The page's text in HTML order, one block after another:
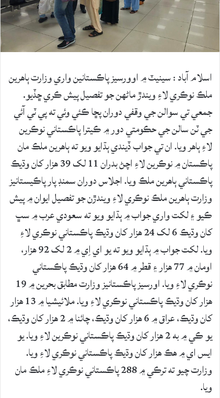
اسلام آباد : سينيٽ ۾ اوورسيز پاڪستانين واري وزارت ٻاهرين
ملڪ نوڪري لاءِ ويندڙ ماڻهن جو تفصيل پيش ڪري ڇڏيو.
جمعي تي سوالن جي وقفي دوران پڇا ڪئي وئي ته پي ٽي آئي
جي ٽن سالن جي حڪومتي دور ۾ ڪيترا پاڪستاني نوڪرين
لاءِ ٻاهر ويا. ان تي جواب ڏيندي ٻڌايو ويو ته ٻاهرين ملڪ مان
پاڪستان ۾ نوڪرين لاءِ اچڻ بدران 11 لک 39 هزار کان وڌيڪ
پاڪستاني ٻاهرين ملڪ ويا. اجلاس دوران سمنڊ پار پاڪيستانيز
وزارت ٻاهرين ملڪ نوڪري لاءِ ويندڙن جو تفصيل ايوان ۾ پيش
ڪيو ۽ لکت واري جواب ۾ ٻڌايو ويو ته سعودي عرب ۾ سڀ
کان وڌيڪ 6 لک 24 هزار کان وڌيڪ پاڪستاني نوڪري لاءِ
ويا. لکت جواب ۾ ٻڌايو ويو ته يو اي اِي ۾ 2 لک 92 هزار،
اومان ۾ 77 هزار ۽ قطر ۾ 64 هزار کان وڌيڪ پاڪستاني
نوڪري لاءِ ويا. اورسيز پاڪستانيز وزارت مطابق بحرين ۾ 19
هزار کان وڌيڪ پاڪستاني نوڪري لاءِ ويا. ملائيشيا ۾ 13 هزار
کان وڌيڪ، عراق ۾ 6 هزار کان وڌيڪ، چائنا ۾ 2 هزار کان وڌيڪ،
يو ڪي ۾ به 2 هزار کان وڌيڪ پاڪستاني نوڪرين لاءِ ويا. يو
ايس اي ۾ هڪ هزار کان وڌيڪ پاڪستاني نوڪري لاءِ ويا.
وزارت چيو ته ترڪي ۾ 288 پاڪستاني نوڪري لاءِ ملڪ مان
ويا.